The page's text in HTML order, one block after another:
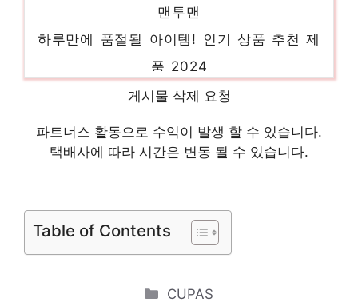
와이드슬랙스
일상에 빛을 더하는 최고의 아이템 인기 상품
추천 제품 2024
리본블라우스
제품 2024
반팔셔츠
품 2024
게시물 삭제 요청
파트너스 활동으로 수익이 발생 할 수 있습니다.
택배사에 따라 시간은 변동 될 수 있습니다.
Table of Contents
Categories
CUPAS